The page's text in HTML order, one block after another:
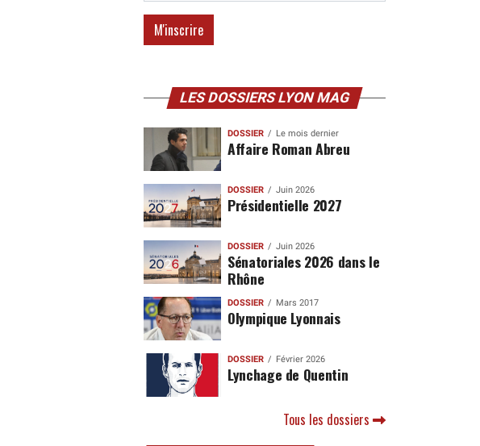
LES DOSSIERS LYON MAG
DOSSIER Le mois dernier
Affaire Roman Abreu
DOSSIER Juin 2026
Présidentielle 2027
DOSSIER Juin 2026
Sénatoriales 2026 dans le
Rhône
DOSSIER Mars 2017
Olympique Lyonnais
DOSSIER Février 2026
Lynchage de Quentin
Tous les dossiers